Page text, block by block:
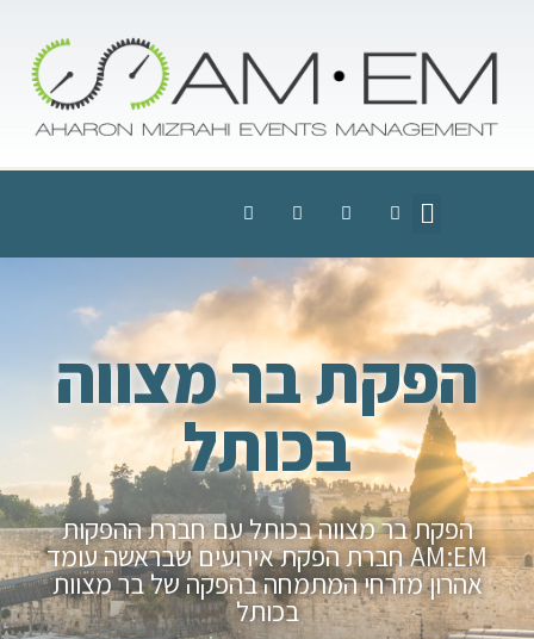
הפקת בר מצווה
בכותל
הפקת בר מצווה בכותל עם חברת ההפקות
AM:EM חברת הפקת אירועים שבראשה עומד
אהרון מזרחי המתמחה בהפקה של בר מצוות
בכותל